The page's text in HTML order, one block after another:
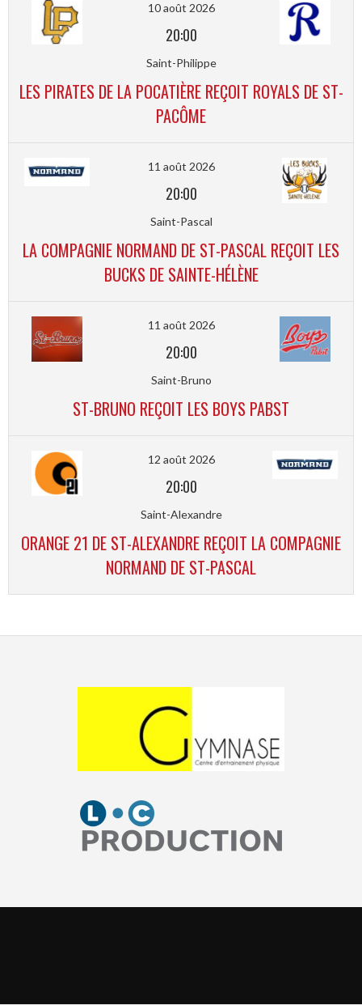
10 août 2026
20:00
Saint-Philippe
LES PIRATES DE LA POCATIÈRE REÇOIT ROYALS DE ST-
PACÔME
11 août 2026
20:00
Saint-Pascal
LA COMPAGNIE NORMAND DE ST-PASCAL REÇOIT LES
BUCKS DE SAINTE-HÉLÈNE
11 août 2026
20:00
Saint-Bruno
ST-BRUNO REÇOIT LES BOYS PABST
12 août 2026
20:00
Saint-Alexandre
ORANGE 21 DE ST-ALEXANDRE REÇOIT LA COMPAGNIE
NORMAND DE ST-PASCAL